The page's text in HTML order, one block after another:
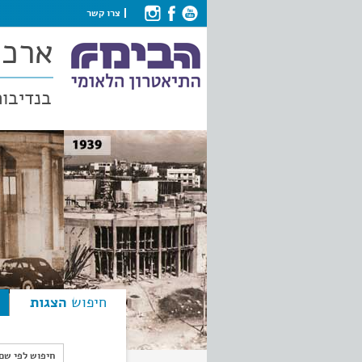
צרו קשר
חיפוש הצגות
חיפוש לפי